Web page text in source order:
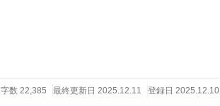
数 22,385 最終更新日 2025.12.11 登録日 2025.12.10